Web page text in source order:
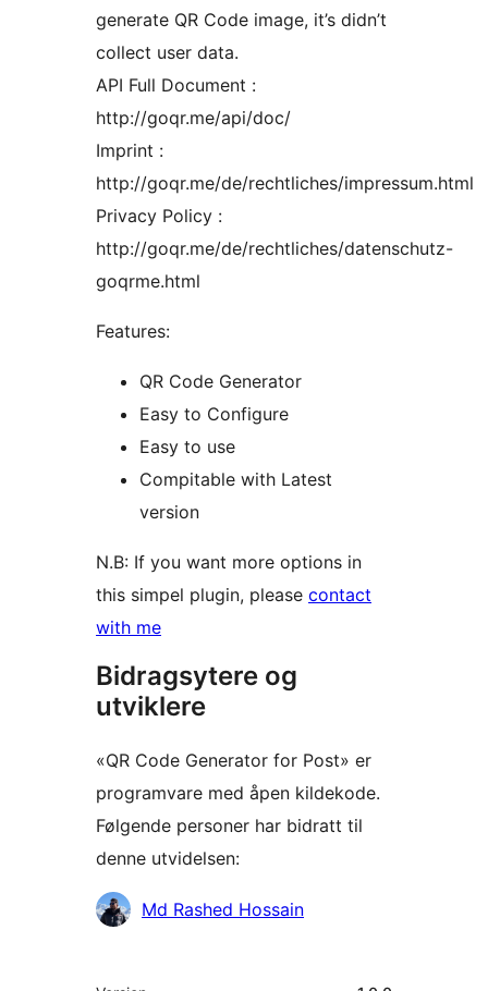
generate QR Code image, it’s didn’t
collect user data.
API Full Document :
http://goqr.me/api/doc/
Imprint :
http://goqr.me/de/rechtliches/impressum.html
Privacy Policy :
http://goqr.me/de/rechtliches/datenschutz-
goqrme.html
Features:
QR Code Generator
Easy to Configure
Easy to use
Compitable with Latest
version
N.B: If you want more options in
this simpel plugin, please contact
with me
Bidragsytere og
utviklere
«QR Code Generator for Post» er
programvare med åpen kildekode.
Følgende personer har bidratt til
denne utvidelsen:
Bidragsytere
Md Rashed Hossain
Meta